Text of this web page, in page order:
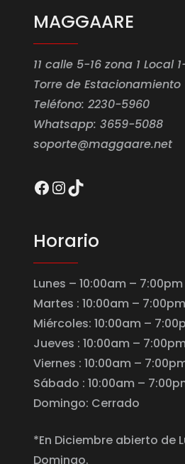
MAGGAARE
11 calle 5-16 zona 1 Local
Torre de Estacionamiento
Teléfono: 2230-5960
Whatsapp: 3659-5088
soporte@maggaare.net
Facebook
Instagram
TikTok
Horario
Lunes – 10:00am – 7:00pm
Martes : 10:00am – 7:00pm
Miércoles: 10:00am –
Jueves : 10:00am – 7:00pm
Viernes : 10:00am –
Sábado : 10:00am –
Domingo: Cerrado
*En Diciembre abierto de
Domingo.